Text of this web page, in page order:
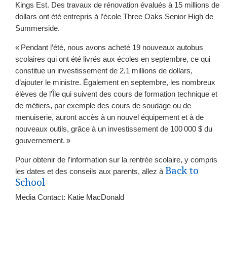
Kings Est. Des travaux de rénovation évalués à 15 millions de
dollars ont été entrepris à l’école Three Oaks Senior High de
Summerside.
« Pendant l’été, nous avons acheté 19 nouveaux autobus
scolaires qui ont été livrés aux écoles en septembre, ce qui
constitue un investissement de 2,1 millions de dollars,
d’ajouter le ministre. Également en septembre, les nombreux
élèves de l’Île qui suivent des cours de formation technique et
de métiers, par exemple des cours de soudage ou de
menuiserie, auront accès à un nouvel équipement et à de
nouveaux outils, grâce à un investissement de 100 000 $ du
gouvernement. »
Pour obtenir de l’information sur la rentrée scolaire, y compris
les dates et des conseils aux parents, allez à Back to
School
Media Contact: Katie MacDonald